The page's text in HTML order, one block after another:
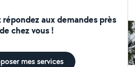
aux demandes près
de chez vous !
mes services